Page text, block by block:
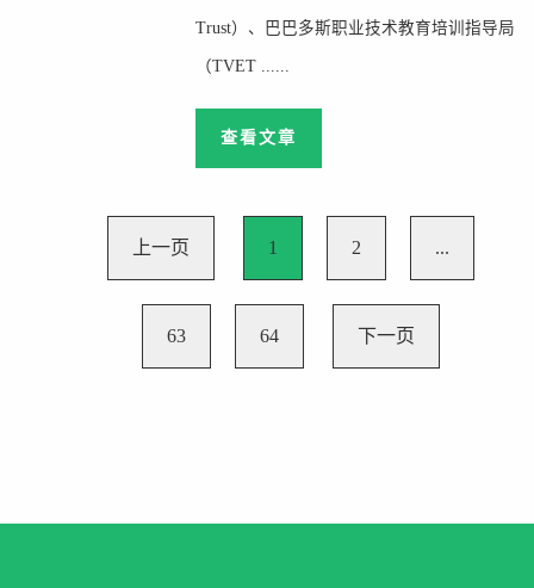
Trust）、巴巴多斯职业技术教育培训指导局
（TVET ......
查看文章
上一页 1 2 ...
63 64 下一页